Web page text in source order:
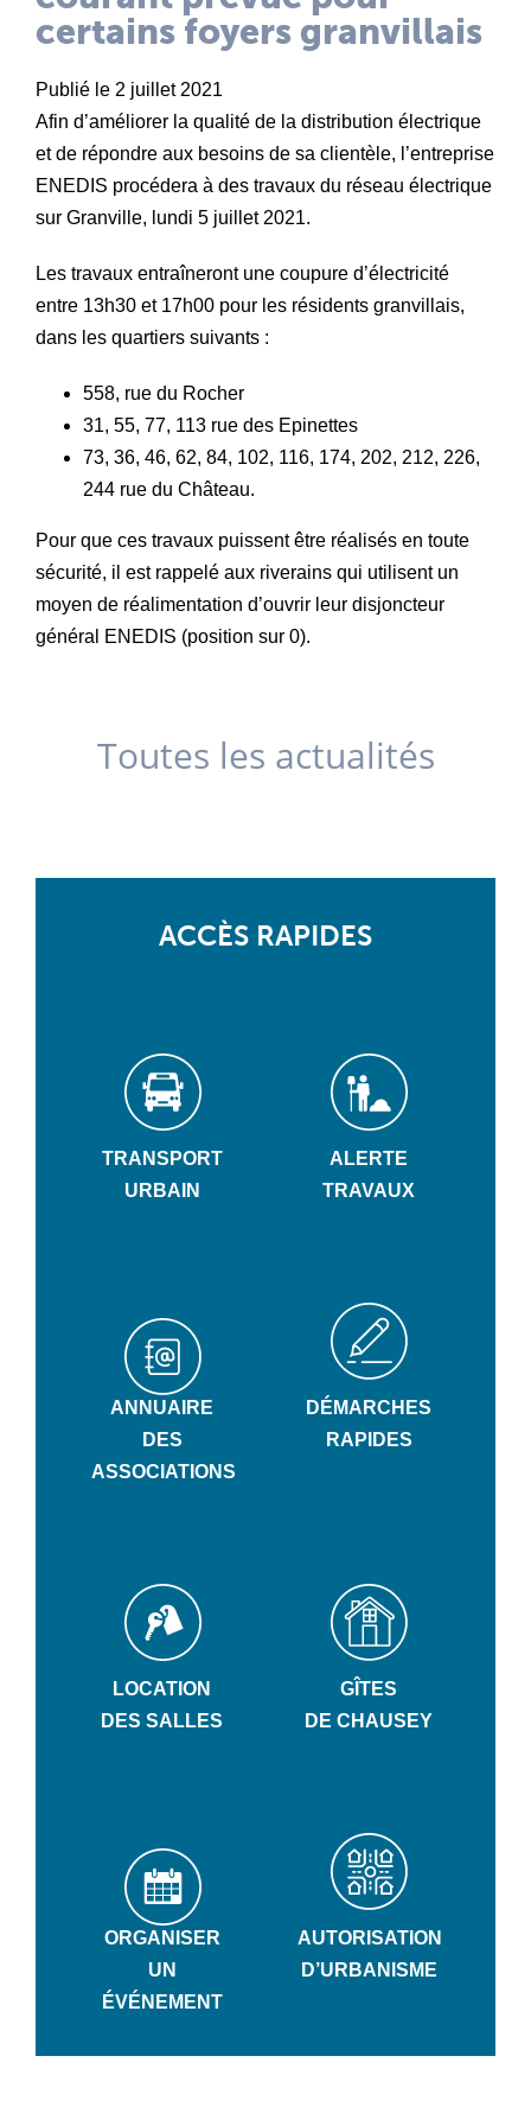
certains foyers granvillais
Publié le 2 juillet 2021
Afin d’améliorer la qualité de la distribution électrique
et de répondre aux besoins de sa clientèle, l’entreprise
ENEDIS procédera à des travaux du réseau électrique
sur Granville, lundi 5 juillet 2021.
Les travaux entraîneront une coupure d’électricité
entre 13h30 et 17h00 pour les résidents granvillais,
dans les quartiers suivants :
558, rue du Rocher
31, 55, 77, 113 rue des Epinettes
73, 36, 46, 62, 84, 102, 116, 174, 202, 212, 226,
244 rue du Château.
Pour que ces travaux puissent être réalisés en toute
sécurité, il est rappelé aux riverains qui utilisent un
moyen de réalimentation d’ouvrir leur disjoncteur
général ENEDIS (position sur 0).
Toutes les actualités
ACCÈS RAPIDES
TRANSPORT
URBAIN
ALERTE
TRAVAUX
ANNUAIRE
DES
ASSOCIATIONS
DÉMARCHES
RAPIDES
LOCATION
DES SALLES
GÎTES
DE CHAUSEY
ORGANISER
UN
ÉVÉNEMENT
AUTORISATION
D’URBANISME